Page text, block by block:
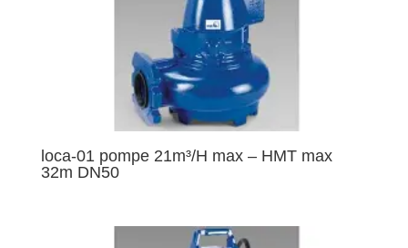
loca-01 pompe 21m³/H max – HMT max
32m DN50